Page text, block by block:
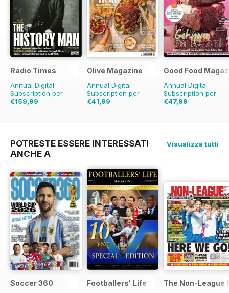
Radio Times
Annual Digital
Subscription per
€159,99
Olive Magazine
Annual Digital
Subscription per
€41,99
Good Food
Annual Digital
Subscription per
€47,99
POTRESTE ESSERE INTERESSATI
ANCHE A
Visualizza tutti
Soccer 360 Footballers' Life The Non-League